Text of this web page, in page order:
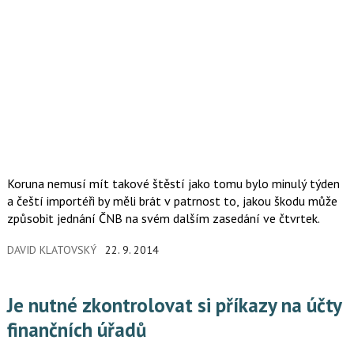
Koruna nemusí mít takové štěstí jako tomu bylo minulý týden
a čeští importéři by měli brát v patrnost to, jakou škodu může
způsobit jednání ČNB na svém dalším zasedání ve čtvrtek.
DAVID KLATOVSKÝ 22. 9. 2014
Je nutné zkontrolovat si příkazy na účty
finančních úřadů